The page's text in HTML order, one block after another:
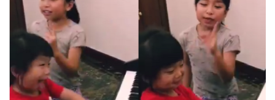
IT Times
生成式AI與雲端應用
Enterprise Digital Transformation
特集